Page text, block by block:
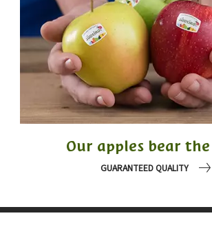
Our apples bear
GUARANTEED QUALITY